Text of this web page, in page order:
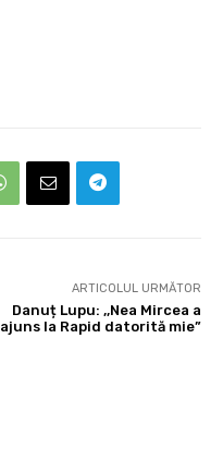
ARTICOLUL URMĂTOR
Danuț Lupu: ,,Nea Mircea a
ajuns la Rapid datorită mie”